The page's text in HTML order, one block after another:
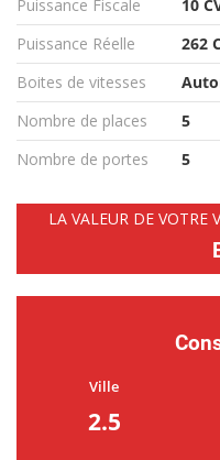
Puissance Fiscale
10
Puissance Réelle
262
Boites de vitesses
Nombre de places
5
Nombre de portes
5
LA VALEUR DE VOTRE
Ville
2.5